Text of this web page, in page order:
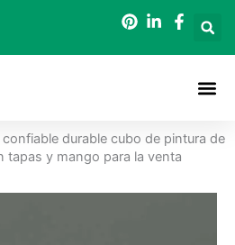
durable cubo de pintura de
tapas y mango para la venta